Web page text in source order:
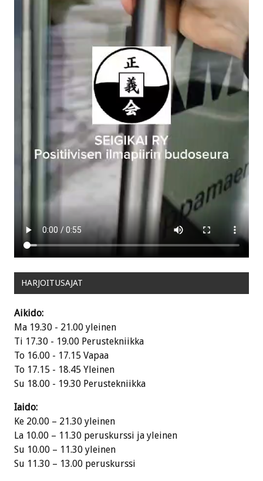
HARJOITUSAJAT
Aikido:
Ma 19.30 - 21.00 yleinen
Ti 17.30 - 19.00 Perustekniikka
To 16.00 - 17.15 Vapaa
To 17.15 - 18.45 Yleinen
Su 18.00 - 19.30 Perustekniikka
Iaido:
Ke 20.00 – 21.30 yleinen
La 10.00 – 11.30 peruskurssi ja yleinen
Su 10.00 – 11.30 yleinen
Su 11.30 – 13.00 peruskurssi